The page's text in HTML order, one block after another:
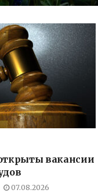
вакансии
07.08.2026